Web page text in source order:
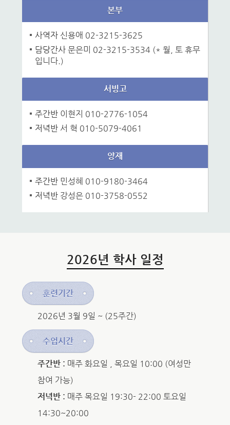
본부
사역자 신용애 02-3215-3625
담당간사 문은미 02-3215-3534 (* 월, 토 휴무
입니다.)
서빙고
주간반 이현지 010-2776-1054
저녁반 서 혁 010-5079-4061
양재
주간반 민성혜 010-9180-3464
저녁반 강성은 010-3758-0552
2026년 학사 일정
훈련기간
2026년 3월 9일 ~ (25주간)
수업시간
주간반 : 매주 화요일 , 목요일 10:00 (여성만
참여 가능)
저녁반 : 매주 목요일 19:30- 22:00 토요일
14:30~20:00